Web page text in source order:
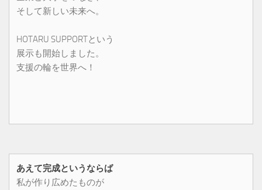
そして新しい未来へ。
HOTARU SUPPORTという
展示も開始しました。
支援の輪を世界へ！
あえて完成というならば
私が作り広めたものが